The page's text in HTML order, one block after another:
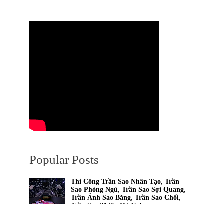
Popular Posts
Thi Công Trần Sao Nhân Tạo, Trần
Sao Phòng Ngủ, Trần Sao Sợi Quang,
Trần Ánh Sao Băng, Trần Sao Chổi,